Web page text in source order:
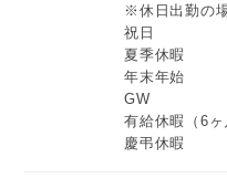
・法人様でのガス設備関
17:00 帰社／事務処理／
19:00までには退勤してい
※施工内容によって1日1
複数現場で施工を行うこ
※休日出勤の
祝日
夏季休暇
年末年始
GW
有給休暇（6ヶ
慶弔休暇